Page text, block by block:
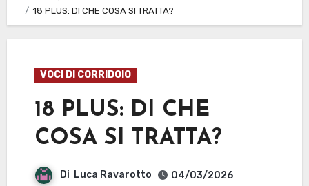
18 PLUS: DI CHE COSA SI TRATTA?
VOCI DI CORRIDOIO
18 PLUS: DI CHE
COSA SI TRATTA?
Di Luca Ravarotto
04/03/2026